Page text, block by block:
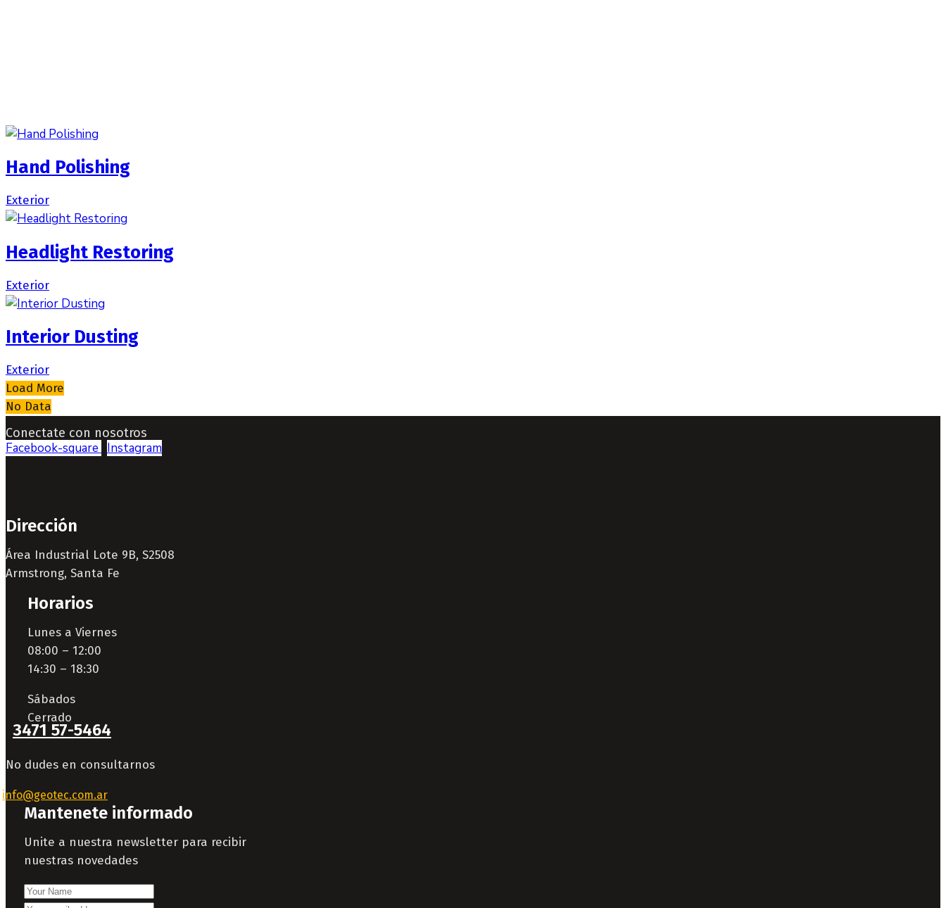
Hand Polishing
Exterior
Headlight Restoring
Exterior
Interior Dusting
Exterior
Load More
No Data
Conectate con nosotros
Facebook-square Instagram
Dirección
Área Industrial Lote 9B, S2508
Armstrong, Santa Fe
Horarios
Lunes a Viernes
08:00 – 12:00
14:30 – 18:30
Sábados
Cerrado
3471 57-5464
No dudes en consultarnos
info@geotec.com.ar
Mantenete informado
Unite a nuestra newsletter para recibir
nuestras novedades